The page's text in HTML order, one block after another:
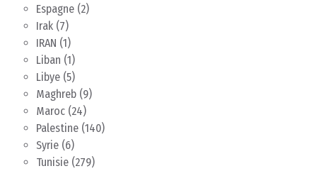
Espagne (2)
Irak (7)
IRAN (1)
Liban (1)
Libye (5)
Maghreb (9)
Maroc (24)
Palestine (140)
Syrie (6)
Tunisie (279)